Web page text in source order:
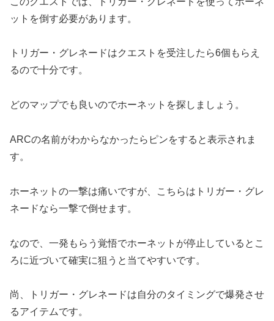
ットを倒す必要があります。
トリガー・グレネードはクエストを受注したら6個もらえ
るので十分です。
どのマップでも良いのでホーネットを探しましょう。
ARCの名前がわからなかったらピンをすると表示されま
す。
ホーネットの一撃は痛いですが、こちらはトリガー・グレ
ネードなら一撃で倒せます。
なので、一発もらう覚悟でホーネットが停止しているとこ
ろに近づいて確実に狙うと当てやすいです。
尚、トリガー・グレネードは自分のタイミングで爆発させ
るアイテムです。